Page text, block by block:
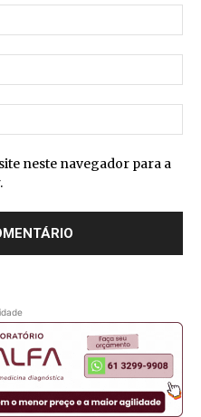
neste navegador para a